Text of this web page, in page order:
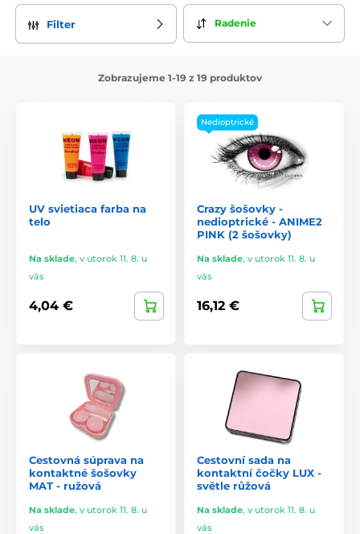
Filter Radenie
Zobrazujeme 1-19 z 19 produktov
UV svietiaca farba na
telo
Na sklade, v utorok 11. 8. u
vás
4,04 €
Nedioptrické
Crazy šošovky -
nedioptrické - ANIME2
PINK (2 šošovky)
Na sklade, v utorok 11. 8. u
vás
16,12 €
Cestovná súprava na
kontaktné šošovky
MAT - ružová
Na sklade, v utorok 11. 8. u
vás
Cestovní sada na
kontaktní čočky LUX -
světle růžová
Na sklade, v utorok 11. 8. u
vás